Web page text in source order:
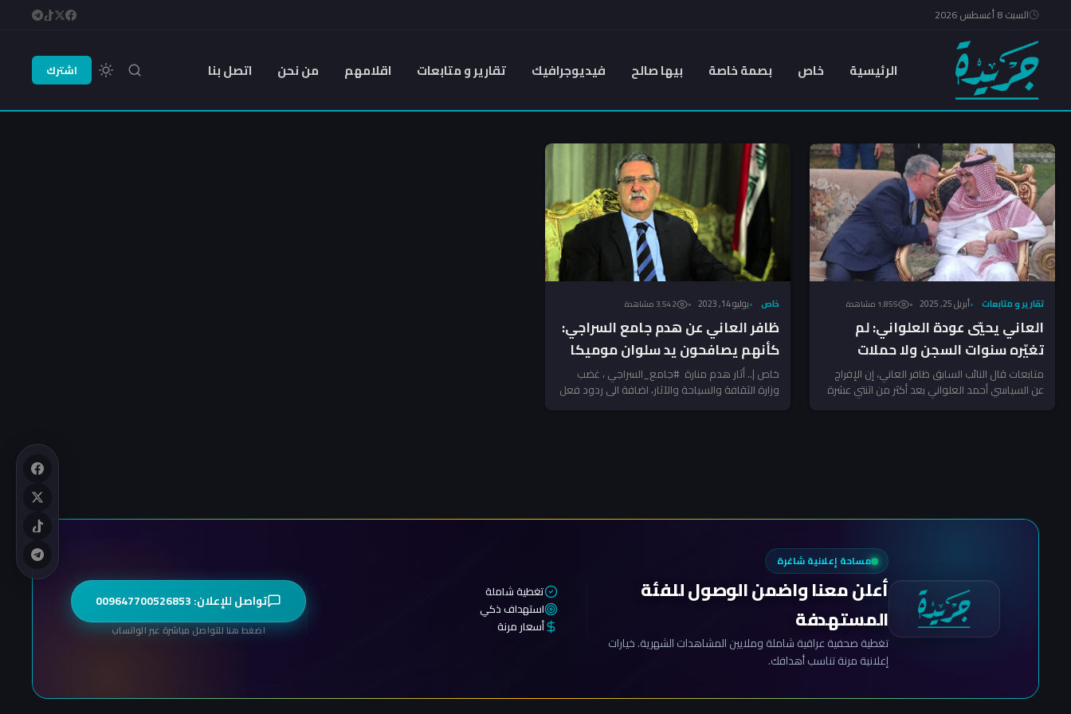
السبت 8 أغسطس 2026
الرئيسية خاص بصمة خاصة بيها صالح فيديوجرافيك تقارير و متابعات اقلامهم من نحن اتصل بنا اشترك
تقارير و متابعات أبريل 25, 2025 1٬855 مشاهدة
العاني يحيّي عودة العلواني: لم
تغيّره سنوات السجن ولا حملات
التشويه
متابعات قال النائب السابق ظافر العاني، إن الإفراج
عن السياسي أحمد العلواني بعد أكثر من اثنتي عشرة
خاص يوليو 14, 2023 3٬542 مشاهدة
ظافر العاني عن هدم جامع السراجي:
كأنهم يصافحون يد سلوان موميكا
(صور)
خاص |.. أثار هدم منارة #جامع_السراجي ، غضب
وزارة الثقافة والسياحة والآثار، اضافة الى ردود فعل
مساحة إعلانية شاغرة
أعلن معنا واضمن الوصول للفئة
المستهدفة
تغطية صحفية عراقية شاملة وملايين المشاهدات الشهرية. خيارات
إعلانية مرنة تناسب أهدافك.
تغطية شاملة
استهداف ذكي
أسعار مرنة
تواصل للإعلان: 009647700526853
اضغط هنا للتواصل مباشرة عبر الواتساب